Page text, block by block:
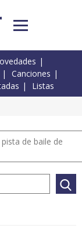
Canciones
Listas
de baile de